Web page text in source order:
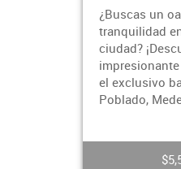
Local en
excelente
zona muy
buena vitrina,
peatonal.